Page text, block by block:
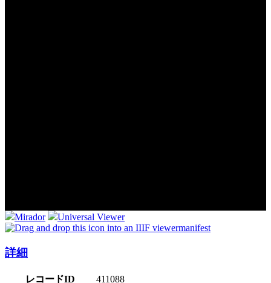
Mirador
Universal Viewer
manifest
詳細
レコードID
411088